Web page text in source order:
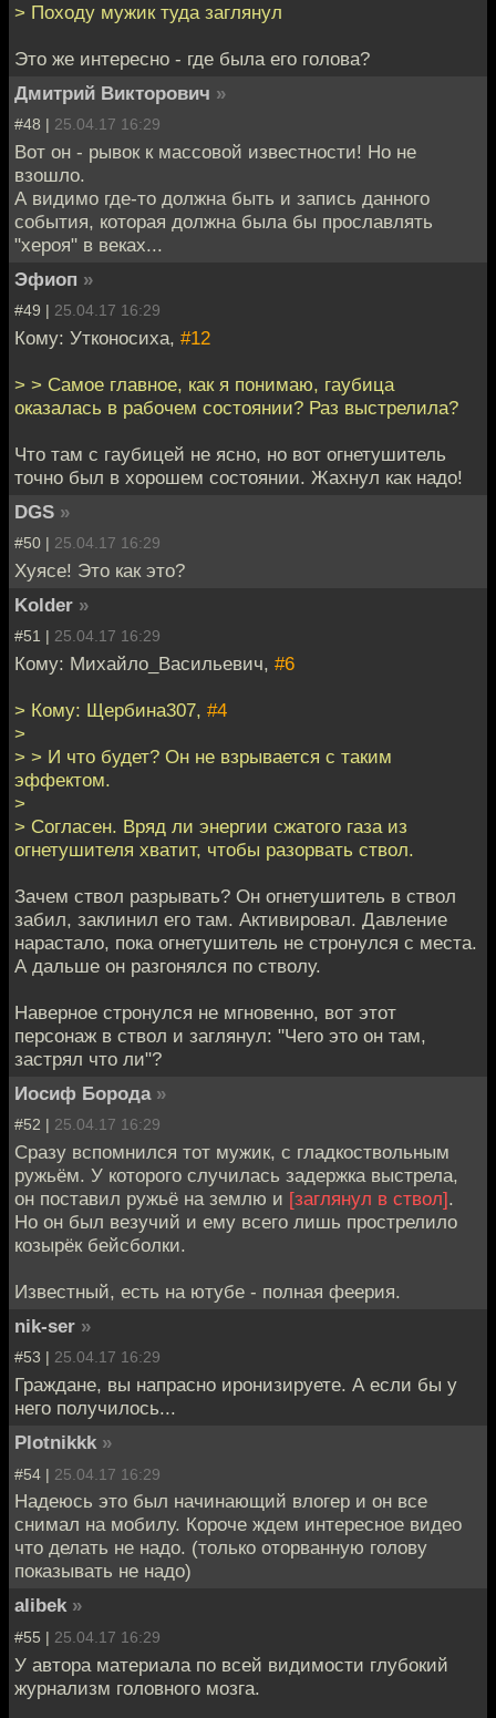
> Походу мужик туда заглянул
Это же интересно - где была его голова?
Дмитрий Викторович »
#48 | 25.04.17 16:29
Вот он - рывок к массовой известности! Но не
взошло.
А видимо где-то должна быть и запись данного
события, которая должна была бы прославлять
"хероя" в веках...
Эфиоп »
#49 | 25.04.17 16:29
Кому: Утконосиха, #12
> > Самое главное, как я понимаю, гаубица
оказалась в рабочем состоянии? Раз выстрелила?
Что там с гаубицей не ясно, но вот огнетушитель
точно был в хорошем состоянии. Жахнул как надо!
DGS »
#50 | 25.04.17 16:29
Хуясе! Это как это?
Kolder »
#51 | 25.04.17 16:29
Кому: Михайло_Васильевич, #6
> Кому: Щербина307, #4
>
> > И что будет? Он не взрывается с таким
эффектом.
>
> Согласен. Вряд ли энергии сжатого газа из
огнетушителя хватит, чтобы разорвать ствол.
Зачем ствол разрывать? Он огнетушитель в ствол
забил, заклинил его там. Активировал. Давление
нарастало, пока огнетушитель не стронулся с места.
А дальше он разгонялся по стволу.
Наверное стронулся не мгновенно, вот этот
персонаж в ствол и заглянул: "Чего это он там,
застрял что ли"?
Иосиф Борода »
#52 | 25.04.17 16:29
Сразу вспомнился тот мужик, с гладкоствольным
ружьём. У которого случилась задержка выстрела,
он поставил ружьё на землю и [заглянул в ствол].
Но он был везучий и ему всего лишь прострелило
козырёк бейсболки.
Известный, есть на ютубе - полная феерия.
nik-ser »
#53 | 25.04.17 16:29
Граждане, вы напрасно иронизируете. А если бы у
него получилось...
Plotnikkk »
#54 | 25.04.17 16:29
Надеюсь это был начинающий влогер и он все
снимал на мобилу. Короче ждем интересное видео
что делать не надо. (только оторванную голову
показывать не надо)
alibek »
#55 | 25.04.17 16:29
У автора материала по всей видимости глубокий
журнализм головного мозга.